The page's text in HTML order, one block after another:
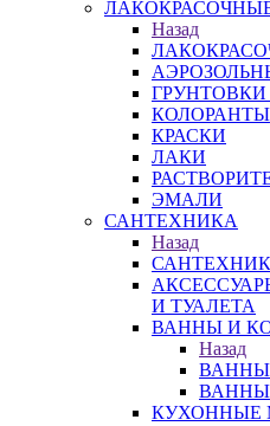
Назад
КОЛОРАНТЫ
КРАСКИ
ЛАКИ
ЭМАЛИ
САНТЕХНИКА
Назад
И ТУАЛЕТА
ВАННЫ И
Назад
ВАННЫ
КУХОННЫЕ